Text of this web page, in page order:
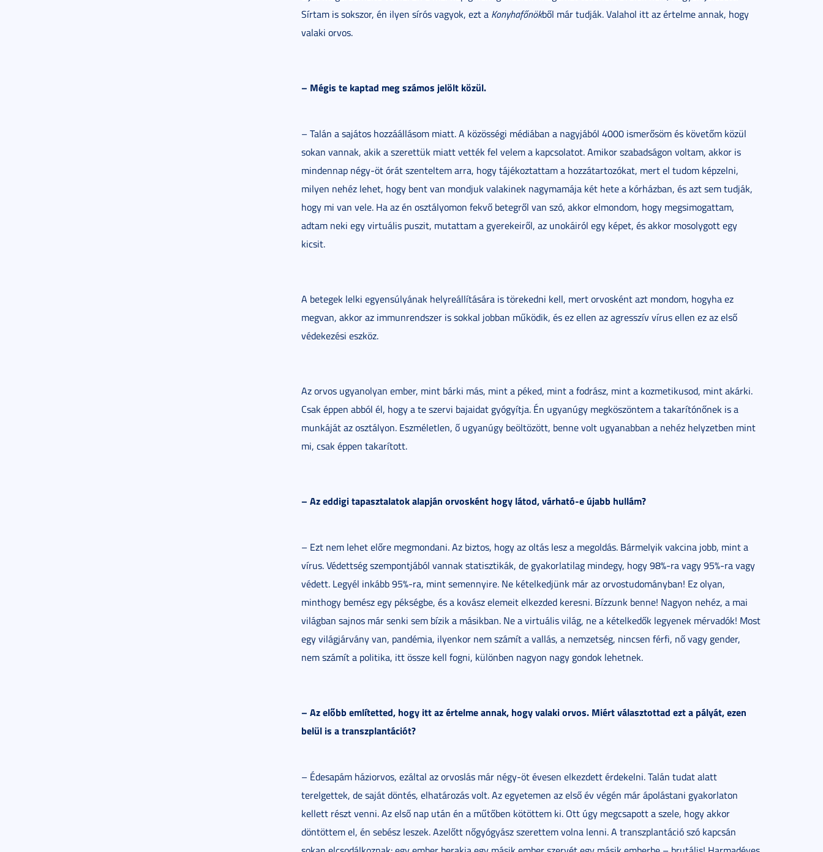
Sírtam is sokszor, én ilyen sírós vagyok, ezt a Konyhafőnökből már tudják. Valahol itt az értelme annak, hogy
valaki orvos.
– Mégis te kaptad meg számos jelölt közül.
– Talán a sajátos hozzáállásom miatt. A közösségi médiában a nagyjából 4000 ismerősöm és követőm közül
sokan vannak, akik a szerettük miatt vették fel velem a kapcsolatot. Amikor szabadságon voltam, akkor is
mindennap négy-öt órát szenteltem arra, hogy tájékoztattam a hozzátartozókat, mert el tudom képzelni,
milyen nehéz lehet, hogy bent van mondjuk valakinek nagymamája két hete a kórházban, és azt sem tudják,
hogy mi van vele. Ha az én osztályomon fekvő betegről van szó, akkor elmondom, hogy megsimogattam,
adtam neki egy virtuális puszit, mutattam a gyerekeiről, az unokáiról egy képet, és akkor mosolygott egy
kicsit.
A betegek lelki egyensúlyának helyreállítására is törekedni kell, mert orvosként azt mondom, hogyha ez
megvan, akkor az immunrendszer is sokkal jobban működik, és ez ellen az agresszív vírus ellen ez az első
védekezési eszköz.
Az orvos ugyanolyan ember, mint bárki más, mint a péked, mint a fodrász, mint a kozmetikusod, mint akárki.
Csak éppen abból él, hogy a te szervi bajaidat gyógyítja. Én ugyanúgy megköszöntem a takarítónőnek is a
munkáját az osztályon. Eszméletlen, ő ugyanúgy beöltözött, benne volt ugyanabban a nehéz helyzetben mint
mi, csak éppen takarított.
– Az eddigi tapasztalatok alapján orvosként hogy látod, várható-e újabb hullám?
– Ezt nem lehet előre megmondani. Az biztos, hogy az oltás lesz a megoldás. Bármelyik vakcina jobb, mint a
vírus. Védettség szempontjából vannak statisztikák, de gyakorlatilag mindegy, hogy 98%-ra vagy 95%-ra vagy
védett. Legyél inkább 95%-ra, mint semennyire. Ne kételkedjünk már az orvostudományban! Ez olyan,
minthogy bemész egy pékségbe, és a kovász elemeit elkezded keresni. Bízzunk benne! Nagyon nehéz, a mai
világban sajnos már senki sem bízik a másikban. Ne a virtuális világ, ne a kételkedők legyenek mérvadók! Most
egy világjárvány van, pandémia, ilyenkor nem számít a vallás, a nemzetség, nincsen férfi, nő vagy gender,
nem számít a politika, itt össze kell fogni, különben nagyon nagy gondok lehetnek.
– Az előbb említetted, hogy itt az értelme annak, hogy valaki orvos. Miért választottad ezt a pályát, ezen
belül is a transzplantációt?
– Édesapám háziorvos, ezáltal az orvoslás már négy-öt évesen elkezdett érdekelni. Talán tudat alatt
terelgettek, de saját döntés, elhatározás volt. Az egyetemen az első év végén már ápolástani gyakorlaton
kellett részt venni. Az első nap után én a műtőben kötöttem ki. Ott úgy megcsapott a szele, hogy akkor
döntöttem el, én sebész leszek. Azelőtt nőgyógyász szerettem volna lenni. A transzplantáció szó kapcsán